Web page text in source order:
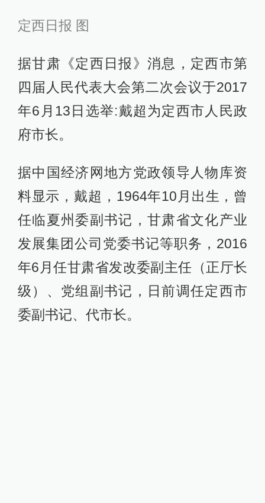
定西日报 图
据甘肃《定西日报》消息，定西市第
四届人民代表大会第二次会议于2017
年6月13日选举:戴超为定西市人民政
府市长。
据中国经济网地方党政领导人物库资
料显示，戴超，1964年10月出生，曾
任临夏州委副书记，甘肃省文化产业
发展集团公司党委书记等职务，2016
年6月任甘肃省发改委副主任（正厅长
级）、党组副书记，日前调任定西市
委副书记、代市长。